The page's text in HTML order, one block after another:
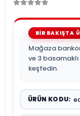
Mağaza
ve 3
keşfedin.
ÜRÜN KODU: